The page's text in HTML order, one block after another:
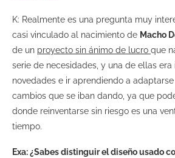
K: Realmente es una pregunta muy
casi vinculado al nacimiento de Macho
de un proyecto sin ánimo de lucro que
serie de necesidades, y una de ellas
novedades e ir aprendiendo a
cambios que se iban dando, ya que
donde reinventarse sin riesgo es una
tiempo.
Exa: ¿Sabes distinguir el diseño usado